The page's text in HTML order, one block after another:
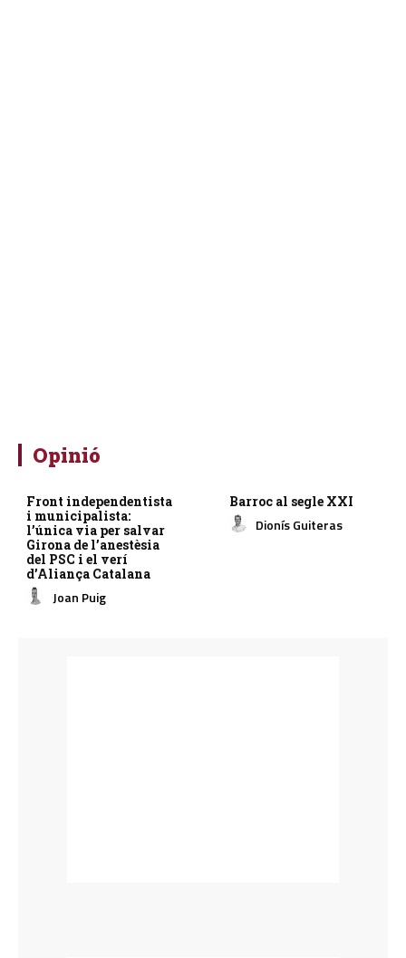
Opinió
Front independentista
i municipalista:
l’única via per salvar
Girona de l’anestèsia
del PSC i el verí
d’Aliança Catalana
Joan Puig
Barroc al segle XXI
Dionís Guiteras